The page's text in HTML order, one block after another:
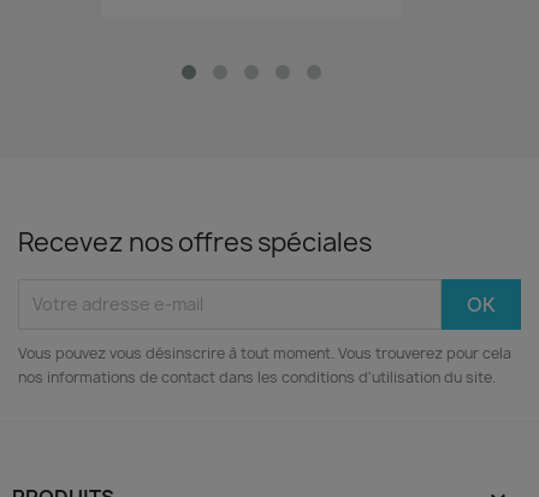
Recevez nos offres spéciales
Vous pouvez vous désinscrire à tout moment. Vous trouverez pour cela
nos informations de contact dans les conditions d'utilisation du site.